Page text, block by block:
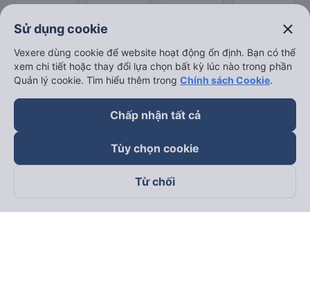
Theo dõi chúng tôi trên
Sử dụng cookie close
Vexere dùng cookie để website hoạt động ổn định. Bạn có thể
xem chi tiết hoặc thay đổi lựa chọn bất kỳ lúc nào trong phần
Quản lý cookie. Tìm hiểu thêm trong Chính sách Cookie.
Chấp nhận tất cả
Tùy chọn cookie
Từ chối